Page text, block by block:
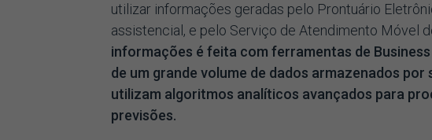
utilizar informações geradas pelo Prontuário
assistencial, e pelo Serviço de Atendimento Móvel
informações é feita com ferramentas de
de um grande volume de dados armazenados
utilizam algoritmos analíticos avançados para
previsões.